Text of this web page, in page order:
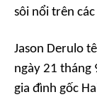
sôi nổi trên
Jason Derulo
ngày 21 tháng
gia đình gốc